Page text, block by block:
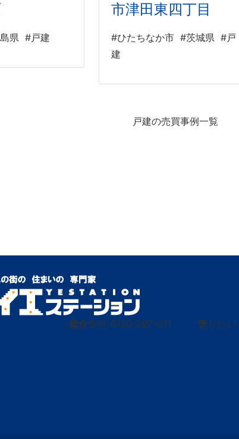
県 #戸建
市津田東四丁目
#ひたちなか市 #茨城県 #戸
建
戸建の売買事例一覧
総合受付 0120-297-011 売りたい